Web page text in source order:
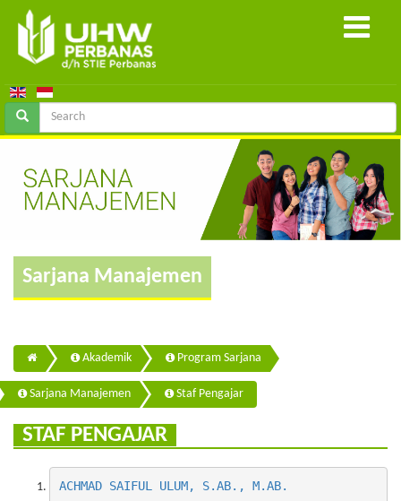
Sarjana Manajemen
Akademik Program Sarjana
Sarjana Manajemen Staf Pengajar
STAF PENGAJAR
ACHMAD SAIFUL ULUM, S.AB., M.AB.